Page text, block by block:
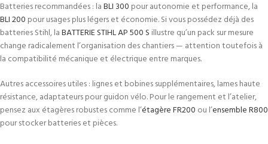
Batteries recommandées : laBLI 300 pour autonomie et performance, la
BLI 200 pour usages plus légers et économie. Si vous possédez déjà des
batteries Stihl, laBATTERIE STIHL AP 500 S illustre qu’un pack sur mesure
change radicalement l’organisation des chantiers — attention toutefois à
la compatibilité mécanique et électrique entre marques.
Autres accessoires utiles : lignes et bobines supplémentaires, lames haute
résistance, adaptateurs pour guidon vélo. Pour le rangement et l’atelier,
pensez aux étagères robustes comme l’étagère FR200 ou l’ensemble R800
pour stocker batteries et pièces.